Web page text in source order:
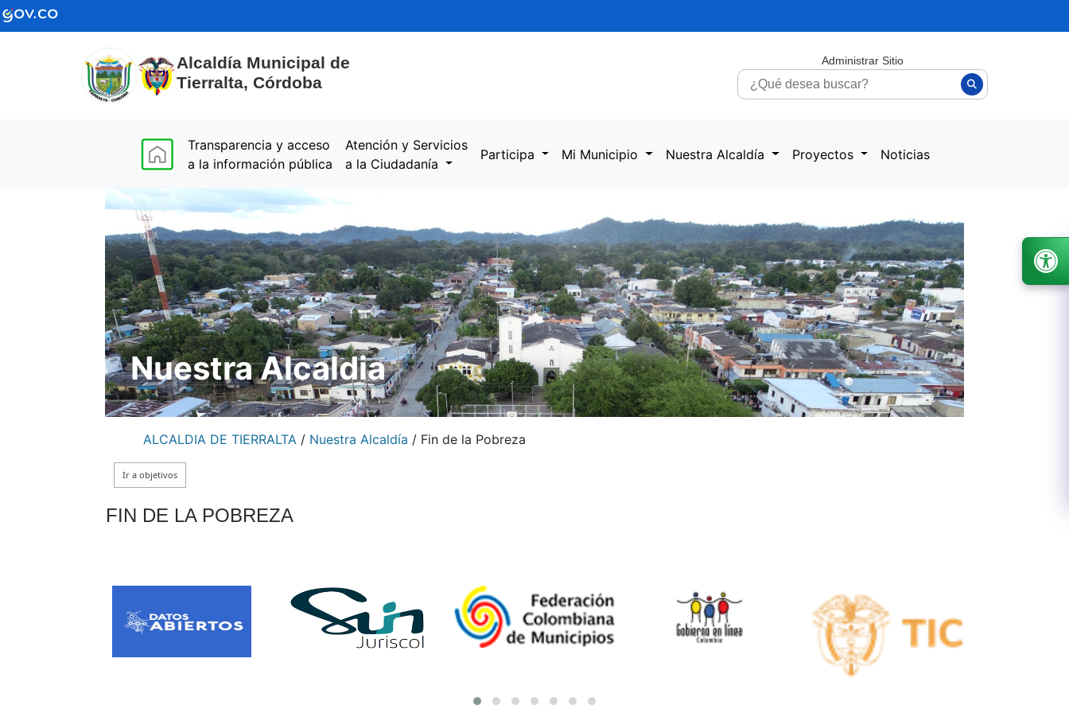
Alcaldía Municipal de
Tierralta, Córdoba
Administrar Sitio
(current)
Transparencia y acceso
a la información pública
Atención y Servicios
a la Ciudadanía
Participa Mi Municipio Nuestra Alcaldía Proyectos Noticias
Nuestra Alcaldia
ALCALDIA DE TIERRALTA / Nuestra Alcaldía / Fin de la Pobreza
​FIN DE​ LA POBREZA